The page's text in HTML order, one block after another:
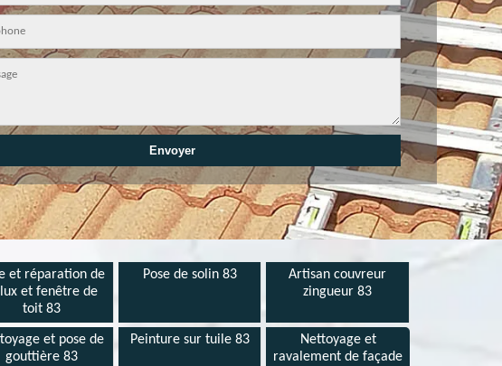
et réparation de
et fenêtre de
toit 83
Pose de solin 83
Artisan couvreur
zingueur 83
et pose de
gouttière 83
Peinture sur tuile 83
Nettoyage et
ravalement de façade